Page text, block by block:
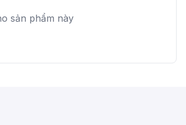
sản phẩm này